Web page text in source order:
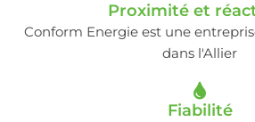
Proximité et
Conform Energie est une
dans l'Allier
Fiabilité